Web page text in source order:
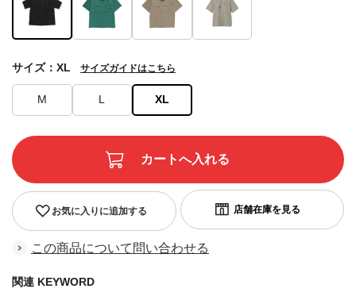
M L XL
サイズ：XL サイズガイドはこちら
お気に入りに追加する
この商品について問い合わせる
関連 KEYWORD